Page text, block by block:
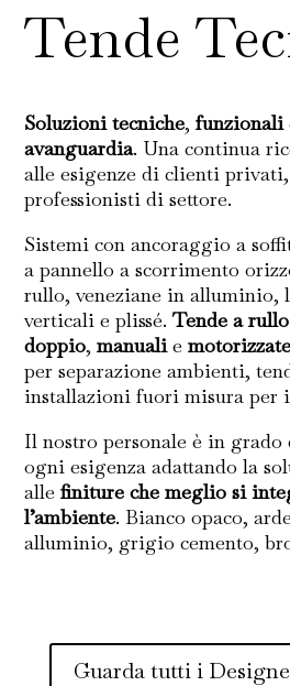
Tende
Soluzioni tecniche,funzionali
avanguardia. Una continua
alle esigenze di clienti
professionisti di settore.
Sistemi con ancoraggio a
a pannello a scorrimento
rullo, veneziane in alluminio,
verticali e plissé.Tende a rullo
doppio,manualiemotorizzate
per separazione ambienti,
installazioni fuori misura per
Il nostro personale è in
ogni esigenza adattando la
allefiniture che meglio si
l’ambiente. Bianco opaco,
alluminio, grigio cemento,
Guarda tutti i